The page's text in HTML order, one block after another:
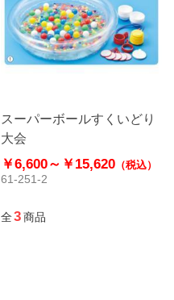
スーパーボールすくいどり
大会
￥6,600～ ￥15,620（税込）
61-251-2
全3商品